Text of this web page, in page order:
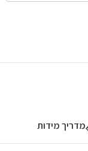
מדריך מידות